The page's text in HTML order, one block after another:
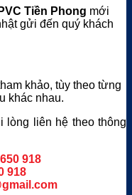
Tiền Phong mới
gửi đến quý khách
khảo, tùy theo từng
khác nhau.
lòng liên hệ theo thông
918
918